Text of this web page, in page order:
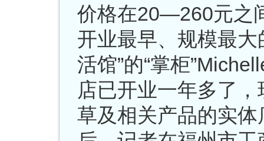
价格在20—260元之
开业最早、规模最
活馆”的“掌柜
店已开业一年多了
草及相关产品的实